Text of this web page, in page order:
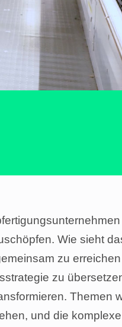
Wie sieht
zu
zu
Themen
und die